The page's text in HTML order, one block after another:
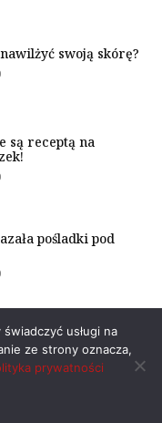
swoją skórę?
są receptą na
pośladki pod
i Misiek Koterski
dla par!
usługi na
ze strony oznacza,
prywatności